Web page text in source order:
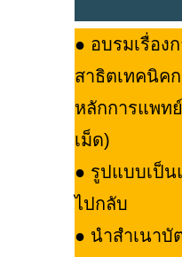
● อบรมเรื่อง
สาธิตเทคนิค
หลักการแพท
เม็ด)
● รูปแบบเป็
ไปกลับ
● นำสำเนาบั